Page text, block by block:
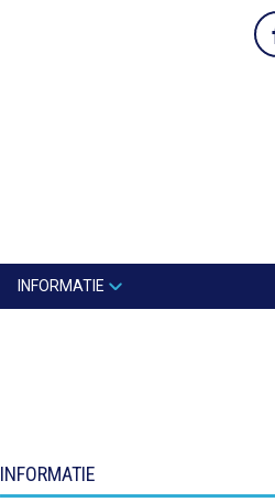
INFORMATIE
INFORMATIE